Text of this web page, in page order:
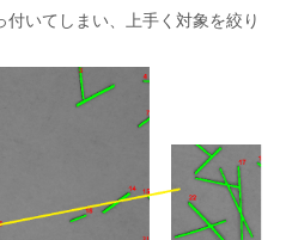
付いてしまい、上手く対象を絞り